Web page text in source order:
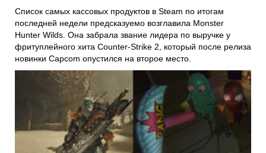
Список самых кассовых продуктов в Steam по итогам
последней недели предсказуемо возглавила Monster
Hunter Wilds. Она забрала звание лидера по выручке у
фритуплейного хита Counter-Strike 2, который после релиза
новинки Capcom опустился на второе место.